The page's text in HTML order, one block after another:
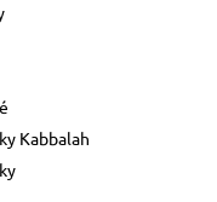
Kabbalah